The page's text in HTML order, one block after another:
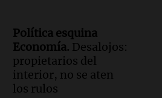
de Calificaciones de
(Rosario Central 2 - 1
Política esquina
Economía. Desalojos:
propietarios del
interior, no se aten
los rulos